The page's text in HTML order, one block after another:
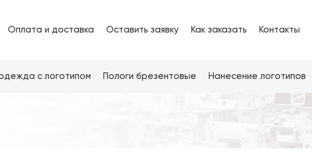
Оплата и доставка Оставить заявку Как заказать Контакты
с логотипом Пологи брезентовые Нанесение логотипов